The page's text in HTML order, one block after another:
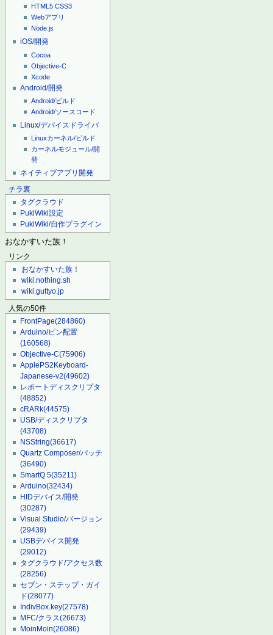
HTML5 CSS3
Webアプリ
Node.js
iOS/開発
Cocoa
Objective-C
Xcode
Android/開発
Android/ビルド
Android/ソースコード
Linux/デバイスドライバ
Linuxカーネル/ビルド
カーネルモジュール/開
発
ネイティブアプリ開発
チラ裏
タグクラウド
PukiWiki設定
PukiWiki/自作プラグイン
おなかすいた族！
リンク
おなかすいた族！
wiki.nothing.sh
wiki.guttyo.jp
人気の50件
FrontPage(284860)
Arduino/ピン配置
(160568)
Objective-C(75906)
ApplePS2Keyboard-
Japanese-v2(49602)
レポートディスクリプタ
(48852)
cRARk(44575)
USB/ディスクリプタ
(43708)
NSString(36617)
Quartz Composer/パッチ
(36490)
SmartQ 5(35211)
Arduino(32434)
HIDデバイス/開発
(30287)
Visual Studio/バージョン
(29439)
USBデバイス開発
(29012)
タグクラウド/アクセス数
(28256)
セブン・ステップ・ガイ
ド(28077)
IndivBox.key(27578)
MFC/クラス(26673)
MoinMoin(26086)